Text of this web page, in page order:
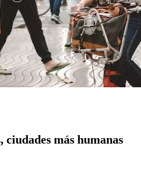
ciudades más humanas